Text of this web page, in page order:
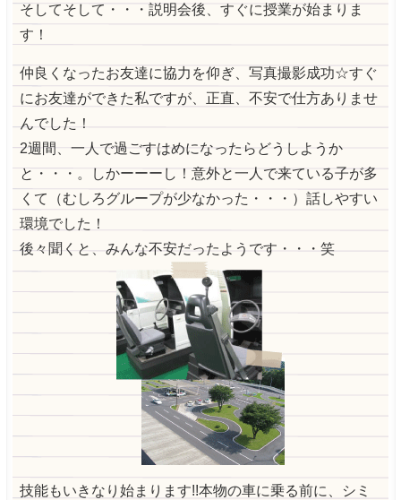
そしてそして・・・説明会後、すぐに授業が始まりま
す！
仲良くなったお友達に協力を仰ぎ、写真撮影成功☆すぐ
にお友達ができた私ですが、正直、不安で仕方ありませ
んでした！
2週間、一人で過ごすはめになったらどうしようか
と・・・。しかーーーし！意外と一人で来ている子が多
くて（むしろグループが少なかった・・・）話しやすい
環境でした！
後々聞くと、みんな不安だったようです・・・笑
技能もいきなり始まります!!本物の車に乗る前に、シミ